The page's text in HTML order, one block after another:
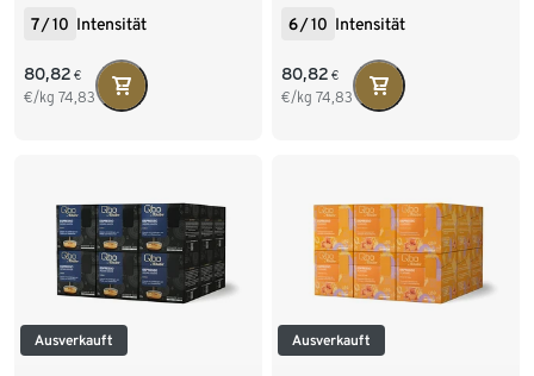
7/10 Intensität
80,82 €
€/kg 74,83
6/10 Intensität
80,82 €
€/kg 74,83
Ausverkauft Ausverkauft